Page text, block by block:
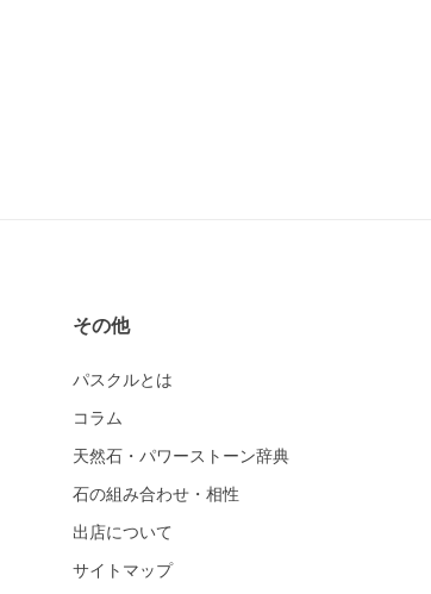
その他
パスクルとは
コラム
天然石・パワーストーン辞典
石の組み合わせ・相性
出店について
サイトマップ